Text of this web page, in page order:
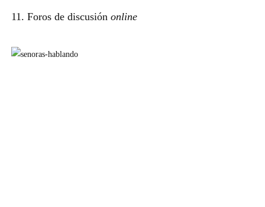
11. Foros de discusión online